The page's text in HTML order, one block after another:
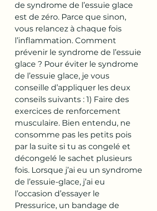
de syndrome de l’essuie glace
est de zéro. Parce que sinon,
vous relancez à chaque fois
l’inflammation. Comment
prévenir le syndrome de l’essuie
glace ? Pour éviter le syndrome
de l’essuie glace, je vous
conseille d’appliquer les deux
conseils suivants : 1) Faire des
exercices de renforcement
musculaire. Bien entendu, ne
consomme pas les petits pois
par la suite si tu as congelé et
décongelé le sachet plusieurs
fois. Lorsque j’ai eu un syndrome
de l’essuie-glace, j’ai eu
l’occasion d’essayer le
Pressurice, un bandage de